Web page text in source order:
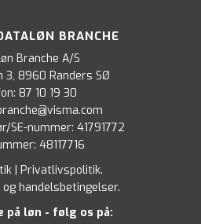
BRANCHE
Branche A/S
3, 8960 Randers SØ
87 10 19 30
SE-nummer: 41791772
48117716
| Privatlivspolitik.
og handelsbetingelser.
på løn - følg os på: